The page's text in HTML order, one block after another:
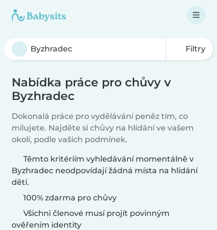
Filtry
Nabídka práce pro chůvy v
Byzhradec
Dokonalá práce pro vydělávání peněz tím, co
milujete. Najděte si chůvy na hlídání ve vašem
okolí, podle vašich podmínek.
Těmto kritériím vyhledávání momentálně v
Byzhradec neodpovídají žádná místa na hlídání
dětí.
100% zdarma pro chůvy
Všichni členové musí projít povinným
ověřením identity